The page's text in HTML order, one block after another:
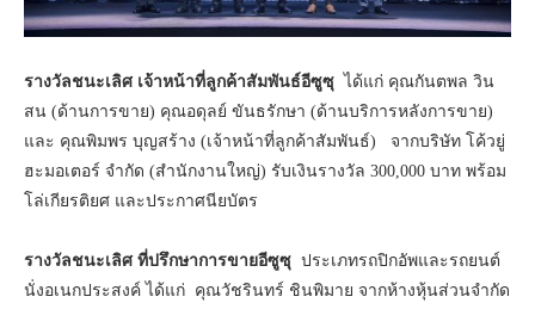
รางวัลชนะเลิศ เจ้าหน้าที่ลูกค้าสัมพันธ์อีซูซุ ได้แก่ คุณกันตพล วิน
สน (ด้านการขาย) คุณอดุลย์ ขันธรักษา (ด้านบริการหลังการขาย)
และ คุณพิมพร บุญสร้าง (เจ้าหน้าที่ลูกค้าสัมพันธ์) จากบริษัท โค้วยู่
ฮะมอเตอร์ จํากัด (สำนักงานใหญ่) รับเงินรางวัล 300,000 บาท พร้อม
โล่เกียรติยศ และประกาศนียบัตร
รางวัลชนะเลิศ ที่ปรึกษาการขายอีซูซุ ประเภทรถปิกอัพและรถยนต์
นั่งอเนกประสงค์ ได้แก่ คุณวัชรินทร์ ชินพิมาย จากห้างหุ้นส่วนจำกัด